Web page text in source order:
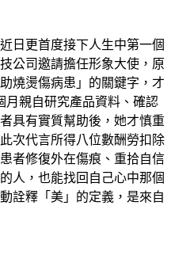
公司邀請擔任形象大使，原
燒燙傷病患」的關鍵字，才
月親自研究產品資料、確認
具有實質幫助後，她才慎重
次代言所得八位數酬勞扣除
者修復外在傷痕、重拾自信
人，也能找回自己心中那個
詮釋「美」的定義，是來自